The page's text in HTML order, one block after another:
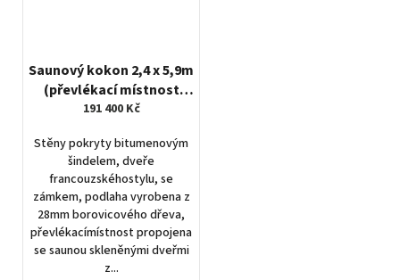
Saunový kokon 2,4 x 5,9m
(převlékací místnost
1,5m)
191 400 Kč
Stěny pokryty bitumenovým
šindelem, dveře
francouzskéhostylu, se
zámkem, podlaha vyrobena z
28mm borovicového dřeva,
převlékacímístnost propojena
se saunou skleněnými dveřmi
z...